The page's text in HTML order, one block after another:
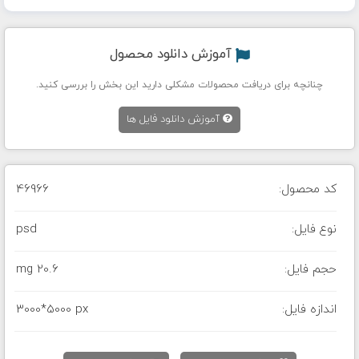
آموزش دانلود محصول
چنانچه برای دریافت محصولات مشکلی دارید این بخش را بررسی کنید.
آموزش دانلود فایل ها
کد محصول: 46966
نوع فایل: psd
حجم فایل: 20.6 mg
اندازه فایل: 3000*5000 px